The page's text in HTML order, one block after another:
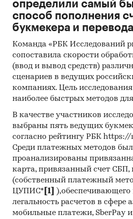
порталы
Методы:
Кабинетное
информации из
проведение расчетов.
аналитика
Прогноз ГидМаркет.
поправкой на мнение
Отчет отражает мнение
инвестиционной
Категории:
Скобяные изделия / Крепеж
Строительство и
Скобяные изделия / Крепеж
Россия
определили самый
способ пополнения
букмекера и
Команда «РБК Исследований
сопоставила скорости
(ввод и вывод средств)
сценариев в ведущих
компаниях. Цель
наиболее быстрых методов
В качестве участников
выбраны пять ведущих
согласно рейтингу РБК
Среди платежных методов
проанализированы
карта, привязанный счет
(собственный платежный
ЦУПИС* [1]
),обеспечивающего
легальность расчетов в сфере
мобильные платежи, SberPay